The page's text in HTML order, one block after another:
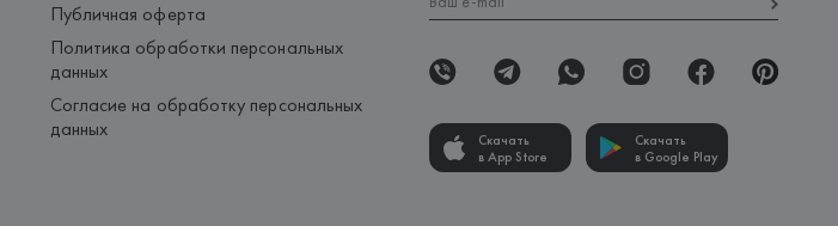
Публичная оферта
Политика обработки персональных
данных
Согласие на обработку персональных
данных
Скачать
в App Store
Скачать
в Google Play